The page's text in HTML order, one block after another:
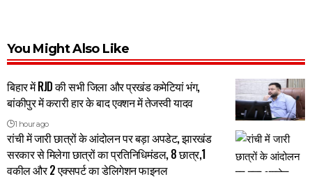
You Might Also Like
बिहार में RJD की सभी जिला और प्रखंड कमेटियां भंग,
बांकीपुर में करारी हार के बाद एक्शन में तेजस्वी यादव
1 hour ago
रांची में जारी छात्रों के आंदोलन पर बड़ा अपडेट, झारखंड
सरकार से मिलेगा छात्रों का प्रतिनिधिमंडल, 8 छात्र,1
वकील और 2 एक्सपर्ट का डेलिगेशन फाइनल